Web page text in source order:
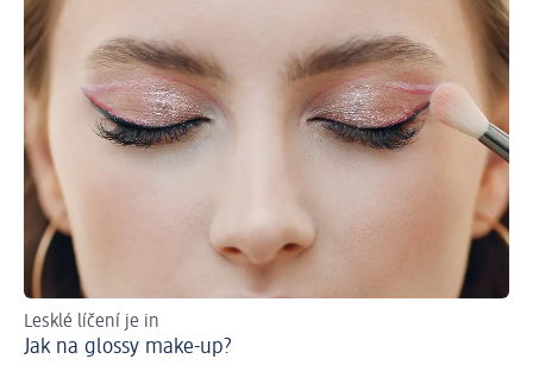
Lesklé líčení je in
Jak na glossy make-up?